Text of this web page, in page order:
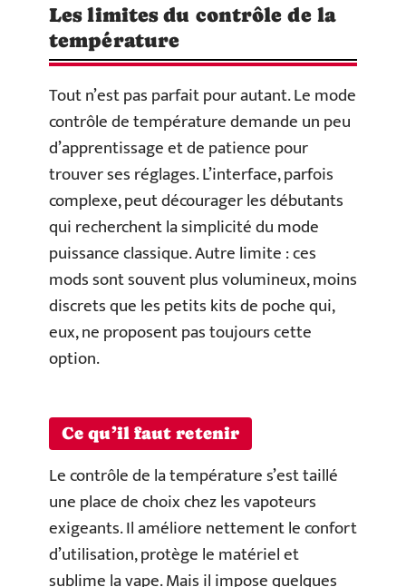
Les limites du contrôle de la
température
Tout n’est pas parfait pour autant. Le mode
contrôle de température demande un peu
d’apprentissage et de patience pour
trouver ses réglages. L’interface, parfois
complexe, peut décourager les débutants
qui recherchent la simplicité du mode
puissance classique. Autre limite : ces
mods sont souvent plus volumineux, moins
discrets que les petits kits de poche qui,
eux, ne proposent pas toujours cette
option.
Ce qu’il faut retenir
Le contrôle de la température s’est taillé
une place de choix chez les vapoteurs
exigeants. Il améliore nettement le confort
d’utilisation, protège le matériel et
sublime la vape. Mais il impose quelques